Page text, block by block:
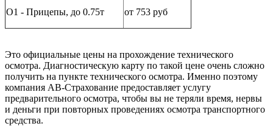
O1 - Прицепы, до 0.75т от 753 руб
Это официальные цены на прохождение технического
осмотра. Диагностическую карту по такой цене очень сложно
получить на пункте технического осмотра. Именно поэтому
компания АВ-Страхование предоставляет услугу
предварительного осмотра, чтобы вы не теряли время, нервы
и деньги при повторных проведениях осмотра транспортного
средства.